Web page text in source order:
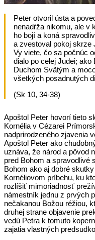
Peter otvoril ústa a
nenadŕža nikomu, ale v
ho bojí a koná
a zvestoval pokoj skrze
Vy viete, čo sa počnúc
dialo po celej Judei;
Duchom Svätým a
všetkých posadnutých
(Sk 10, 34-38)
Apoštol Peter hovorí tieto
Kornélia v Cézarei
nadprirodzeného zjavenia
Apoštol Peter ako
uznáva, že národ a pôvod
pred Bohom a spravodlivé
Bohom ako aj dobré
Kornéliovom príbehu, ku
rozlíšiť mimoriadnosť
námestník jednu z prvých
nečakanou Božou réžiou,
druhej strane objavenie
vedú Petra k tomuto
zajatia vlastných